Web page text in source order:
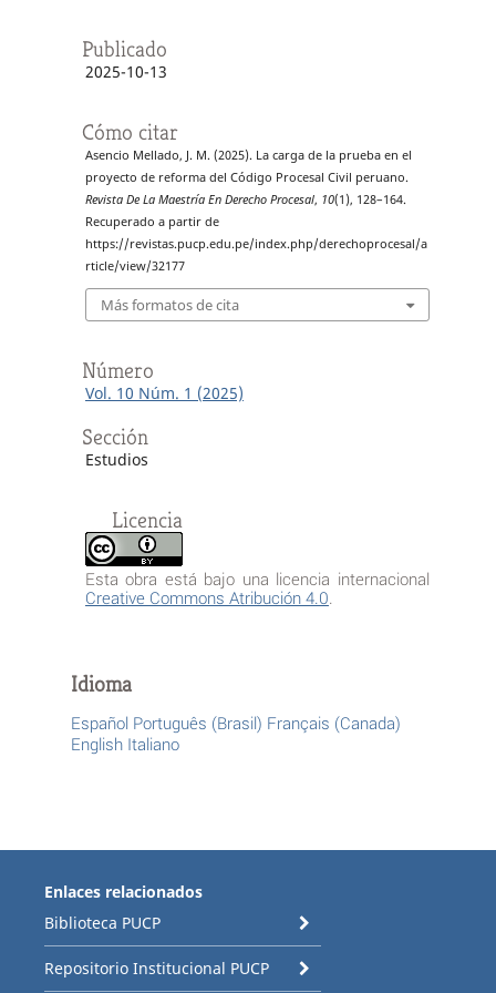
Publicado
2025-10-13
Cómo citar
Asencio Mellado, J. M. (2025). La carga de la prueba en el
proyecto de reforma del Código Procesal Civil peruano.
Revista De La Maestría En Derecho Procesal, 10(1), 128–164.
Recuperado a partir de
https://revistas.pucp.edu.pe/index.php/derechoprocesal/a
rticle/view/32177
Más formatos de cita
Número
Vol. 10 Núm. 1 (2025)
Sección
Estudios
Licencia
Esta obra está bajo una licencia internacional
Creative Commons Atribución 4.0.
Idioma
Español Português (Brasil) Français (Canada)
English Italiano
Enlaces relacionados
Biblioteca PUCP
Repositorio Institucional PUCP